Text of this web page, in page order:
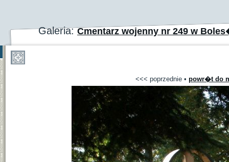
Galeria:Cmentarz wojenny nr 249 w
<<< poprzednie • powr�t do